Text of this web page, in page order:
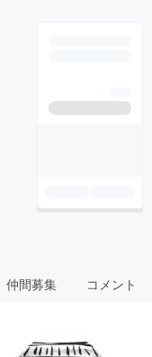
仲間募集 コメント